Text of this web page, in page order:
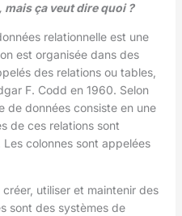
ça veut dire quoi ?
relationnelle est une
est organisée dans des
des relations ou tables,
F. Codd en 1960. Selon
de données consiste en une
de ces relations sont
colonnes sont appelées
utiliser et maintenir des
sont des systèmes de